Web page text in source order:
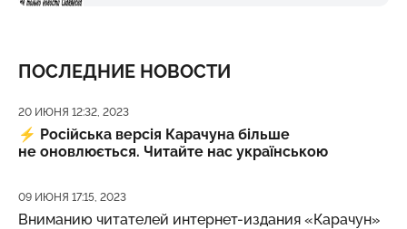
ПОСЛЕДНИЕ НОВОСТИ
Дата публикации
20 ИЮНЯ 12:32, 2023
⚡️ Російська версія Карачуна більше
не оновлюється. Читайте нас українською
Дата публикации
09 ИЮНЯ 17:15, 2023
Вниманию читателей интернет-издания «Карачун»